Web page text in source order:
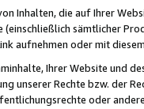
Inhalten, die auf Ihrer
sämtlicher
aufnehmen oder mit
Ihrer Website und
unserer Rechte bzw. der
oder